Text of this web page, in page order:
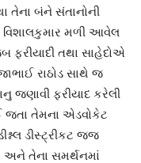
તેના બંને સંતાનોની
વિશાલકુમાર મળી આવેલ
ફરીયાદી તથા સાહેદોએ
રાઠોડ સાથે જ
ફરીયાદ કરેલી
તેમના એડવોકેટ
ડીસ્ટ્રીકટ જજ
અને તેના સમર્થનમાં